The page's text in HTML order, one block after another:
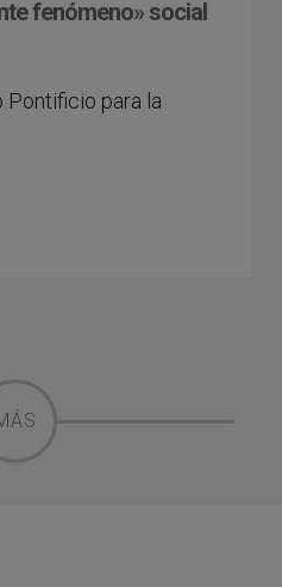
fenómeno» social
Pontificio para la